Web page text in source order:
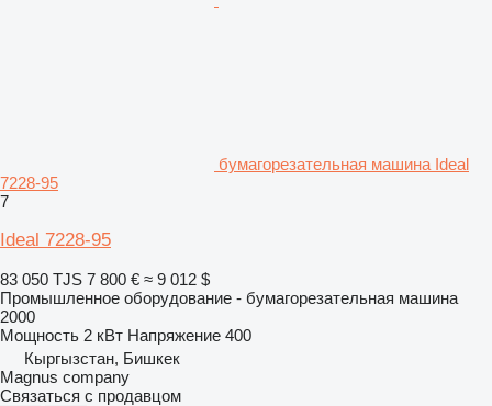
бумагорезательная машина Ideal
7228-95
7
Ideal 7228-95
83 050 TJS 7 800 € ≈ 9 012 $
Промышленное оборудование - бумагорезательная машина
2000
Мощность 2 кВт Напряжение 400
Кыргызстан, Бишкек
Magnus company
Связаться с продавцом